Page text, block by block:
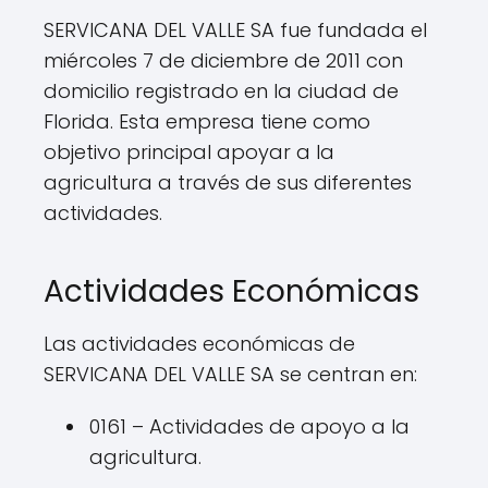
SERVICANA DEL VALLE SA fue fundada el
miércoles 7 de diciembre de 2011 con
domicilio registrado en la ciudad de
Florida. Esta empresa tiene como
objetivo principal apoyar a la
agricultura a través de sus diferentes
actividades.
Actividades Económicas
Las actividades económicas de
SERVICANA DEL VALLE SA se centran en:
0161 – Actividades de apoyo a la
agricultura.